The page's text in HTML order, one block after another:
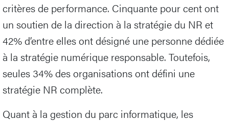
critères de performance. Cinquante pour cent ont
un soutien de la direction à la stratégie du NR et
42% d’entre elles ont désigné une personne dédiée
à la stratégie numérique responsable. Toutefois,
seules 34% des organisations ont défini une
stratégie NR complète.
Quant à la gestion du parc informatique, les